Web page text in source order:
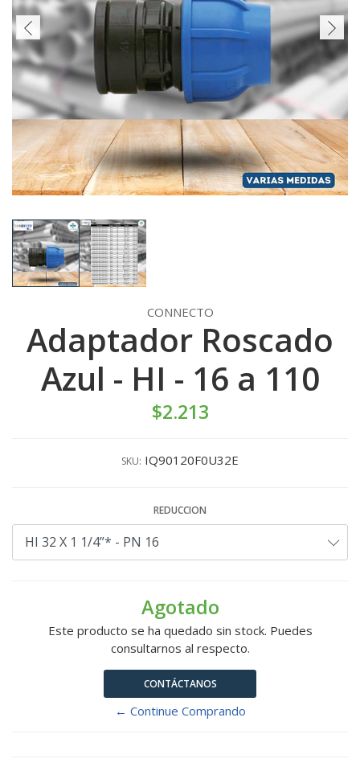
CONNECTO
Adaptador Roscado
Azul - HI - 16 a 110
$2.213
SKU: IQ90120F0U32E
REDUCCION
Agotado
Este producto se ha quedado sin stock. Puedes
consultarnos al respecto.
CONTÁCTANOS
← Continue Comprando